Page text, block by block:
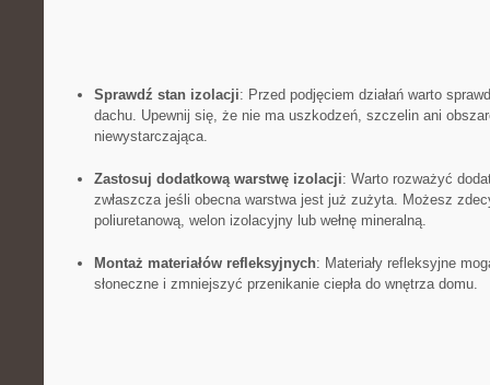
Sprawdź stan izolacji: Przed podjęciem ⁢działań warto
dachu. Upewnij się, że nie ma uszkodzeń, szczelin ani
niewystarczająca.
Zastosuj ⁤dodatkową warstwę izolacji: Warto rozważyć​
‍zwłaszcza jeśli obecna warstwa ⁣jest już ‌zużyta. Możesz
poliuretanową,​ welon izolacyjny lub wełnę mineralną.
Montaż materiałów⁢ refleksyjnych: Materiały refleksyjne
słoneczne ​i​ zmniejszyć przenikanie​ ciepła⁤ do⁢ wnętrza domu.